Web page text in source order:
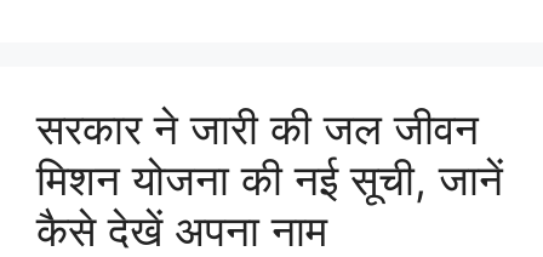
सरकार ने जारी की जल जीवन
मिशन योजना की नई सूची, जानें
कैसे देखें अपना नाम